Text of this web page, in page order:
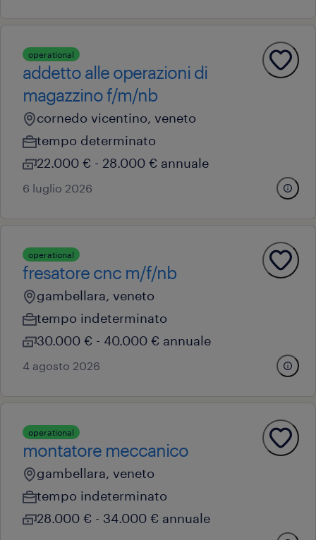
operational
addetto alle operazioni di
magazzino f/m/nb
cornedo vicentino, veneto
tempo determinato
22.000 € - 28.000 € annuale
6 luglio 2026
operational
fresatore cnc m/f/nb
gambellara, veneto
tempo indeterminato
30.000 € - 40.000 € annuale
4 agosto 2026
operational
montatore meccanico
gambellara, veneto
tempo indeterminato
28.000 € - 34.000 € annuale